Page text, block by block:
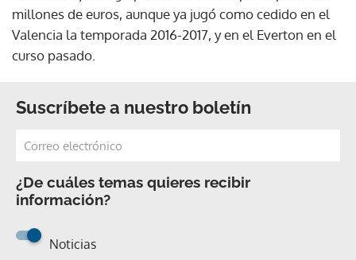
millones de euros, aunque ya jugó como cedido en el
Valencia la temporada 2016-2017, y en el Everton en el
curso pasado.
Suscríbete a nuestro boletín
¿De cuáles temas quieres recibir
información?
Noticias